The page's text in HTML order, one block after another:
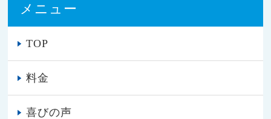
メニュー
TOP
料金
喜びの声